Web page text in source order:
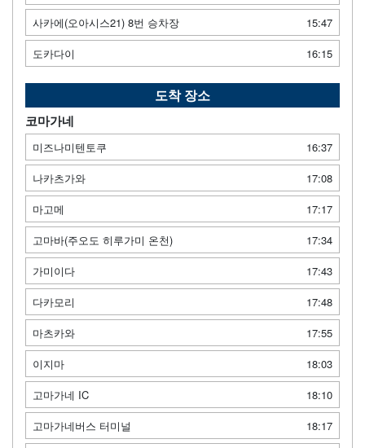
사카에(오아시스21) 8번 승차장
15:47
도카다이
16:15
도착 장소
코마가네
미즈나미텐토쿠
16:37
나카츠가와
17:08
마고메
17:17
고마바(주오도 히루가미 온천)
17:34
가미이다
17:43
다카모리
17:48
마츠카와
17:55
이지마
18:03
고마가네 IC
18:10
고마가네버스 터미널
18:17